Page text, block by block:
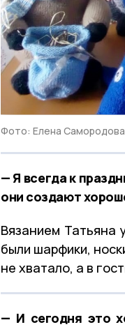
Фото: Елена Самородова
— Я всегда к
они создают
Вязанием Татьяна
были шарфики,
не хватало, а в
— И сегодня это